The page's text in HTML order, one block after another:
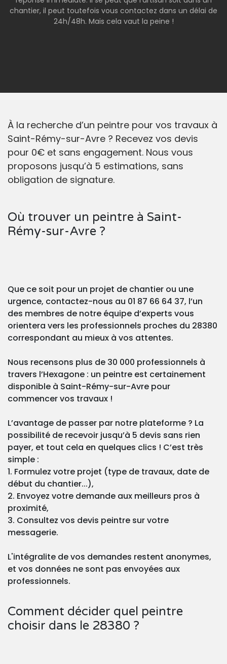
chantier, il peut toutefois vous contactez dans un délai de
24h/48h. Mais cela vaut la peine !
À la recherche d’un peintre pour vos travaux à
Saint-Rémy-sur-Avre ? Recevez vos devis
pour 0€ et sans engagement. Nous vous
proposons jusqu’à 5 estimations, sans
obligation de signature.
Où trouver un peintre à Saint-
Rémy-sur-Avre ?
Que ce soit pour un projet de chantier ou une
urgence, contactez-nous au 01 87 66 64 37, l’un
des membres de notre équipe d’experts vous
orientera vers les professionnels proches du 28380
correspondant au mieux à vos attentes.
Nous recensons plus de 30 000 professionnels à
travers l’Hexagone : un peintre est certainement
disponible à Saint-Rémy-sur-Avre pour
commencer vos travaux !
L’avantage de passer par notre plateforme ? La
possibilité de recevoir jusqu’à 5 devis sans rien
payer, et tout cela en quelques clics ! C’est très
simple :
1. Formulez votre projet (type de travaux, date de
début du chantier...),
2. Envoyez votre demande aux meilleurs pros à
proximité,
3. Consultez vos devis peintre sur votre
messagerie.
L'intégralite de vos demandes restent anonymes,
et vos données ne sont pas envoyées aux
professionnels.
Comment décider quel peintre
choisir dans le 28380 ?